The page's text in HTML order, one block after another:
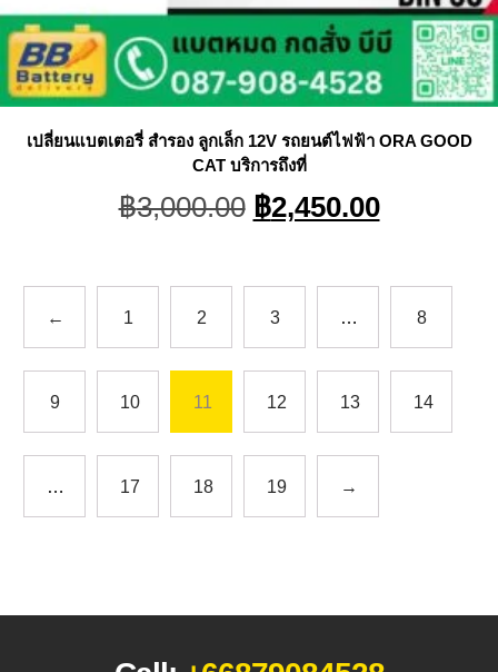
เปลี่ยนแบตเตอรี่ สำรอง ลูกเล็ก 12V รถยนต์ไฟฟ้า ORA GOOD
CAT บริการถึงที่
฿3,000.00 Original
price
฿3,000.00.
฿2,450.00Current
price
฿
← 1 2 3 … 8
9 10 11 12 13 14
… 17 18 19 →